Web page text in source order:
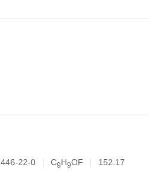
446-22-0 C9H9OF 152.17